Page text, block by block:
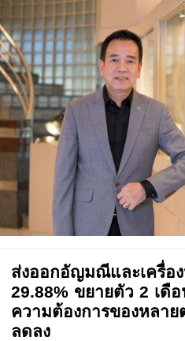
ส่งออกอัญมณีและเครื่อง
29.88% ขยายตัว 2 เดื
ความต้องการของหลาย
ลดลง